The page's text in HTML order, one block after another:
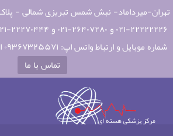
شماره موبایل و ارتباط واتس اپ: ۰۹۳۶۷۳۲۵۵۷۱ ایمیل:info@Mehrnmc.ir
تماس با ما